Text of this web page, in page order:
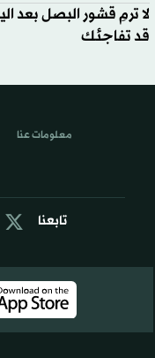
قد تفاجئك
تابعنا
معلومات عنا